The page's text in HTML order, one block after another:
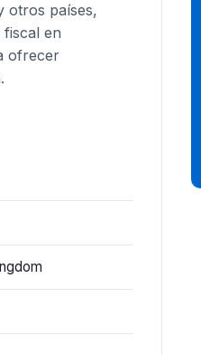
otros países,
en
ofrecer